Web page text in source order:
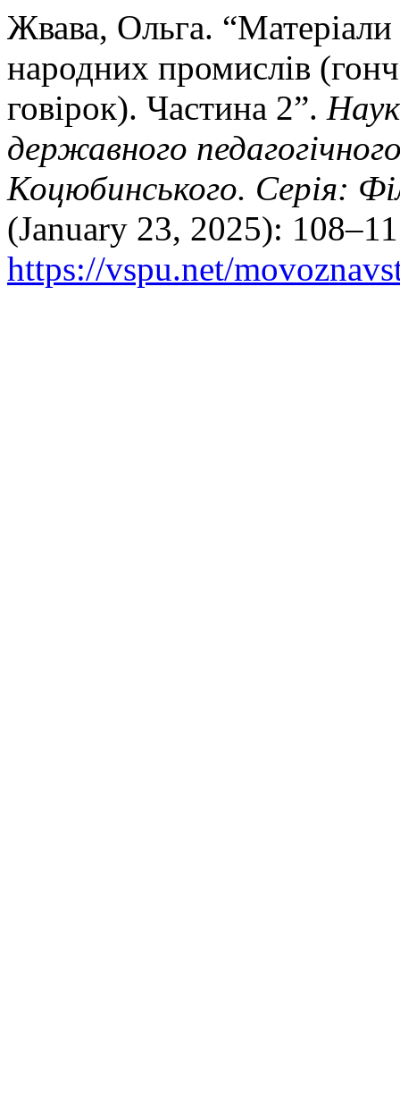
Жвава, Ольга.
народних промислів
говірок). Частина 2”.
державного
Коцюбинського. Серія:
(January 23, 2025):
https://vspu.net/